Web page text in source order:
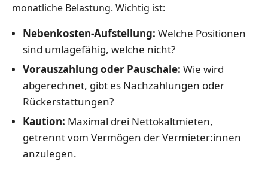
monatliche Belastung. Wichtig ist:
Nebenkosten-Aufstellung: Welche Positionen
sind umlagefähig, welche nicht?
Vorauszahlung oder Pauschale: Wie wird
abgerechnet, gibt es Nachzahlungen oder
Rückerstattungen?
Kaution: Maximal drei Nettokaltmieten,
getrennt vom Vermögen der Vermieter:innen
anzulegen.